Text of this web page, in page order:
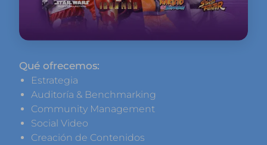
Qué ofrecemos:
Estrategia
Auditoría & Benchmarking
Community Management
Social Video
Creación de Contenidos